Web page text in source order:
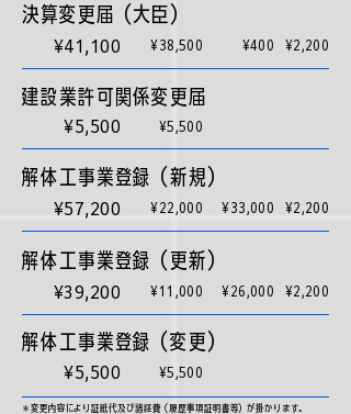
決算変更届（大臣）
¥41,100 ¥38,500 ¥400 ¥2,200
建設業許可関係変更届
¥5,500 ¥5,500
解体工事業登録（新規）
¥57,200 ¥22,000 ¥33,000 ¥2,200
解体工事業登録（更新）
¥39,200 ¥11,000 ¥26,000 ¥2,200
解体工事業登録（変更）
¥5,500 ¥5,500
＊変更内容により証紙代及び諸経費（履歴事項証明書等）が掛かります。